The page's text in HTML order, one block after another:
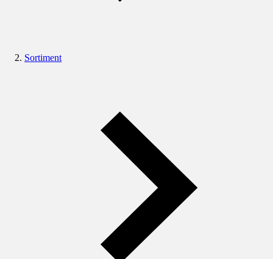
Sortiment